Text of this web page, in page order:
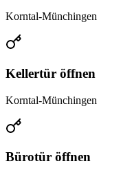
Korntal-Münchingen
Kellertür öffnen
Korntal-Münchingen
Bürotür öffnen